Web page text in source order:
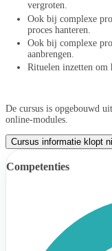
vergroten.
Ook bij complexe
proces hanteren.
Ook bij complexe
aanbrengen.
Rituelen inzetten om
De cursus is opgebouwd
online-modules.
Cursus informatie klopt
Competenties